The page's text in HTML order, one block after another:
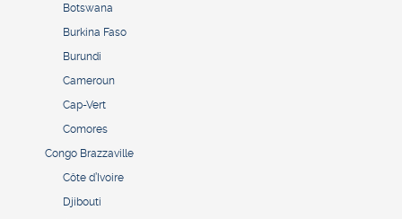
Botswana
Burkina Faso
Burundi
Cameroun
Cap-Vert
Comores
Congo Brazzaville
Côte d’Ivoire
Djibouti